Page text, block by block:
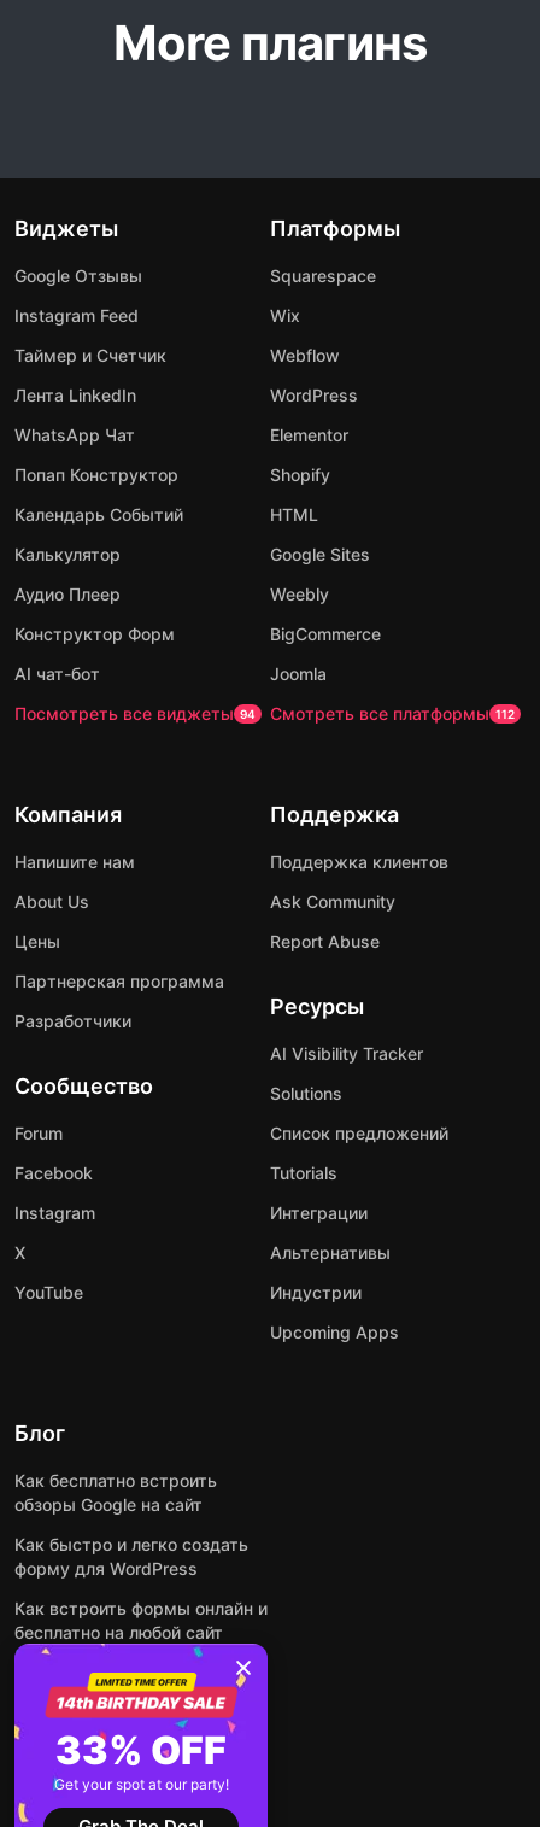
More плагинs
Виджеты
Google Отзывы
Instagram Feed
Таймер и Счетчик
Лента LinkedIn
WhatsApp Чат
Попап Конструктор
Календарь Событий
Калькулятор
Аудио Плеер
Конструктор Форм
AI чат-бот
Посмотреть все виджеты 94
Платформы
Squarespace
Wix
Webflow
WordPress
Elementor
Shopify
HTML
Google Sites
Weebly
BigCommerce
Joomla
Смотреть все платформы 112
Компания
Напишите нам
About Us
Цены
Партнерская программа
Разработчики
Сообщество
Forum
Facebook
Instagram
X
YouTube
Поддержка
Поддержка клиентов
Ask Community
Report Abuse
Ресурсы
AI Visibility Tracker
Solutions
Список предложений
Tutorials
Интеграции
Альтернативы
Индустрии
Upcoming Apps
Блог
Как бесплатно встроить
обзоры Google на сайт
Как быстро и легко создать
форму для WordPress
Как встроить формы онлайн и
бесплатно на любой сайт
Как встроить ленту Instagram
на сайт
Как добавить чат-бота на
основе искусственного
интеллекта на свой сайт
33% OFF
Get your spot at our party!